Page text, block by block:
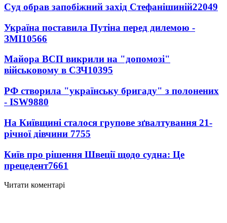
Суд обрав запобіжний захід Стефанішиній22049
Україна поставила Путіна перед дилемою -
ЗМІ10566
Майора ВСП викрили на "допомозі"
військовому в СЗЧ10395
РФ створила "українську бригаду" з полонених
- ISW9880
На Київщині сталося групове зґвалтування 21-
річної дівчини 7755
Київ про рішення Швеції щодо судна: Це
прецедент7661
Читати коментарі